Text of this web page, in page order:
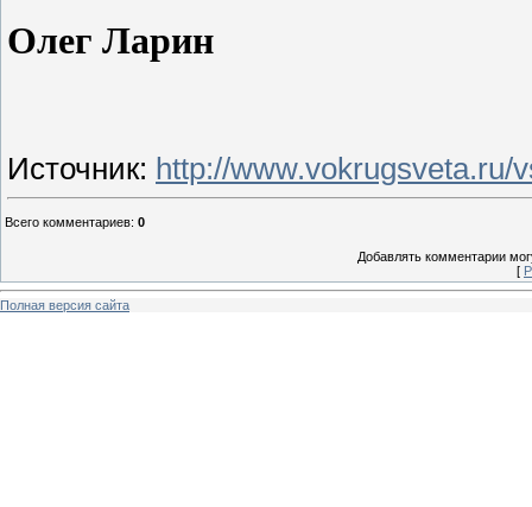
Олег Ларин
Источник: http://www.vokrugsveta.ru/
Всего комментариев: 0
Добавлять комментарии
[
Полная версия сайта